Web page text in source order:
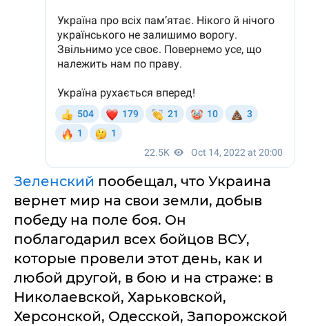
Зеленский пообещал, что Украина
вернет мир на свои земли, добыв
победу на поле боя. Он
поблагодарил всех бойцов ВСУ,
которые провели этот день, как и
любой другой, в бою и на страже: в
Николаевской, Харьковской,
Херсонской, Одесской, Запорожской